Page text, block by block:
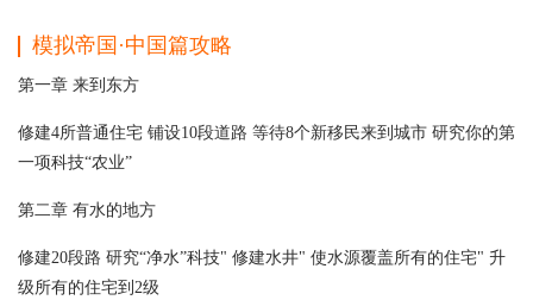
模拟帝国·中国篇攻略
第一章 来到东方
修建4所普通住宅 铺设10段道路 等待8个新移民来到城市 研究你的第
一项科技“农业”
第二章 有水的地方
修建20段路 研究“净水”科技" 修建水井" 使水源覆盖所有的住宅" 升
级所有的住宅到2级